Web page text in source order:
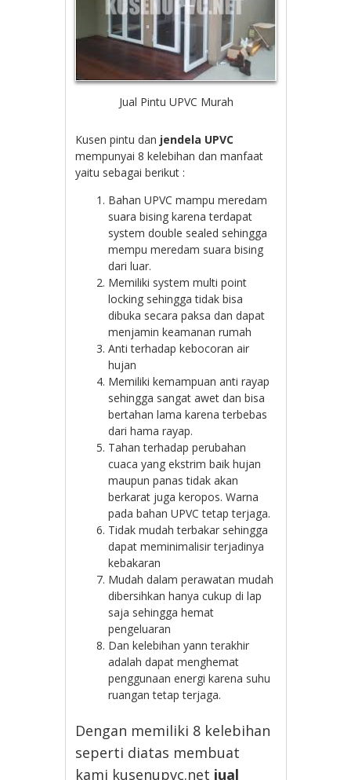
Jual Pintu UPVC Murah
Kusen pintu dan jendela UPVC
mempunyai 8 kelebihan dan manfaat
yaitu sebagai berikut :
Bahan UPVC mampu meredam
suara bising karena terdapat
system double sealed sehingga
mempu meredam suara bising
dari luar.
Memiliki system multi point
locking sehingga tidak bisa
dibuka secara paksa dan dapat
menjamin keamanan rumah
Anti terhadap kebocoran air
hujan
Memiliki kemampuan anti rayap
sehingga sangat awet dan bisa
bertahan lama karena terbebas
dari hama rayap.
Tahan terhadap perubahan
cuaca yang ekstrim baik hujan
maupun panas tidak akan
berkarat juga keropos. Warna
pada bahan UPVC tetap terjaga.
Tidak mudah terbakar sehingga
dapat meminimalisir terjadinya
kebakaran
Mudah dalam perawatan mudah
dibersihkan hanya cukup di lap
saja sehingga hemat
pengeluaran
Dan kelebihan yann terakhir
adalah dapat menghemat
penggunaan energi karena suhu
ruangan tetap terjaga.
Dengan memiliki 8 kelebihan
seperti diatas membuat
kami kusenupvc.net jual